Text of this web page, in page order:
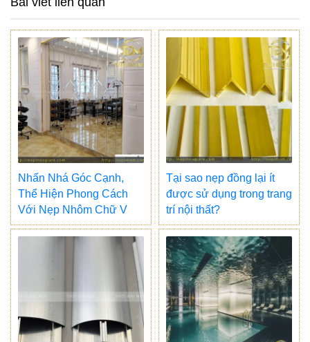
Nhấn Nhá Góc Cạnh,
Thể Hiện Phong Cách
Với Nẹp Nhôm Chữ V
Tại sao nẹp đồng lại ít
được sử dụng trong trang
trí nội thất?